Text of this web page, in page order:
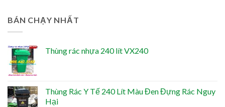
BÁN CHẠY NHẤT
Thùng rác nhựa 240 lít VX240
Thùng Rác Y Tế 240 Lít Màu Đen Đựng Rác Nguy
Hại